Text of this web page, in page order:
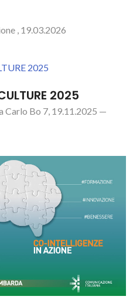
, 19.03.2026
2025
Carlo Bo 7, 19.11.2025 —